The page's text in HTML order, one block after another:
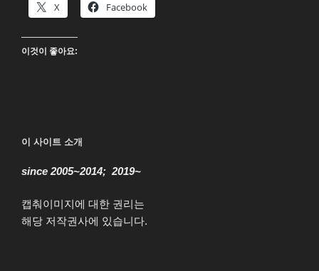
X Facebook
이것이 좋아요:
이 사이트 소개
since 2005~2014; 2019~
캡춰이미지에 대한 권리는
해당 저작권사에 있습니다.